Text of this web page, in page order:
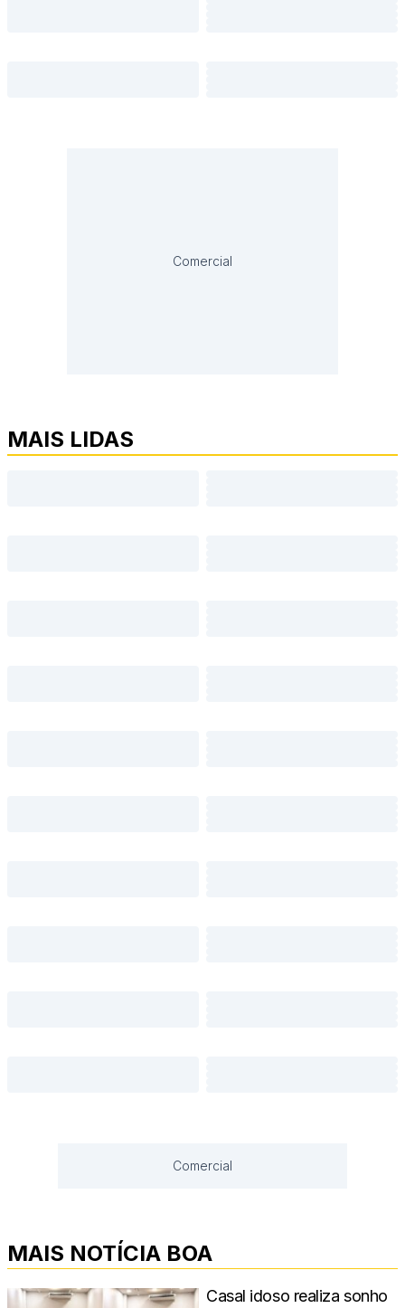
Comercial
MAIS LIDAS
Comercial
MAIS NOTÍCIA BOA
Casal idoso realiza sonho